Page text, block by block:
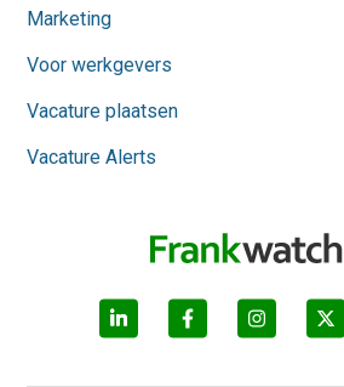
Marketing
Voor werkgevers
Vacature plaatsen
Vacature Alerts